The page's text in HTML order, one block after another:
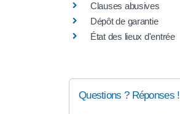
Clauses abusives
Dépôt de garantie
État des lieux d'entrée
Questions ? Réponses !